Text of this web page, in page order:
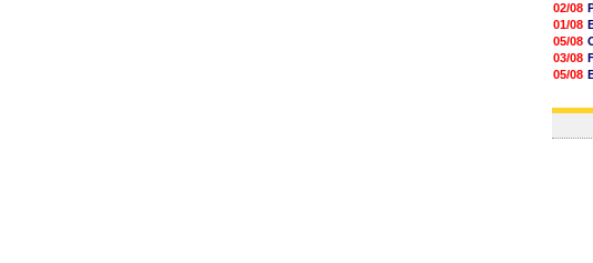
02/08
01/08
05/08
03/08
05/08
03/08